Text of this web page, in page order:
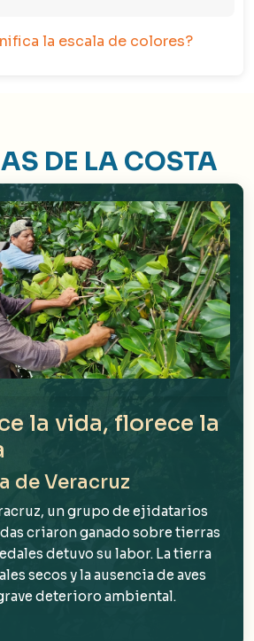
la escala de colores?
DE LA COSTA
la vida, florece la
de Veracruz
un grupo de ejidatarios
criaron ganado sobre tierras
detuvo su labor. La tierra
secos y la ausencia de aves
deterioro ambiental.